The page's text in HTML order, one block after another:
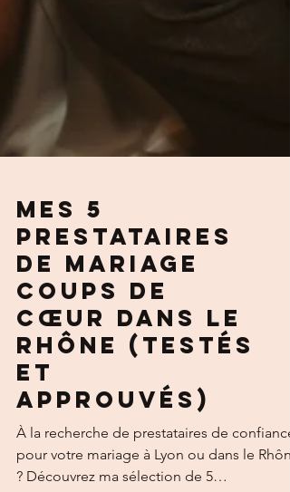
Mes 5
prestataires
de mariage
coups de
cœur dans le
Rhône (Testés